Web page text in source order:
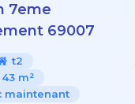
7eme
69007
t2
43 m²
maintenant